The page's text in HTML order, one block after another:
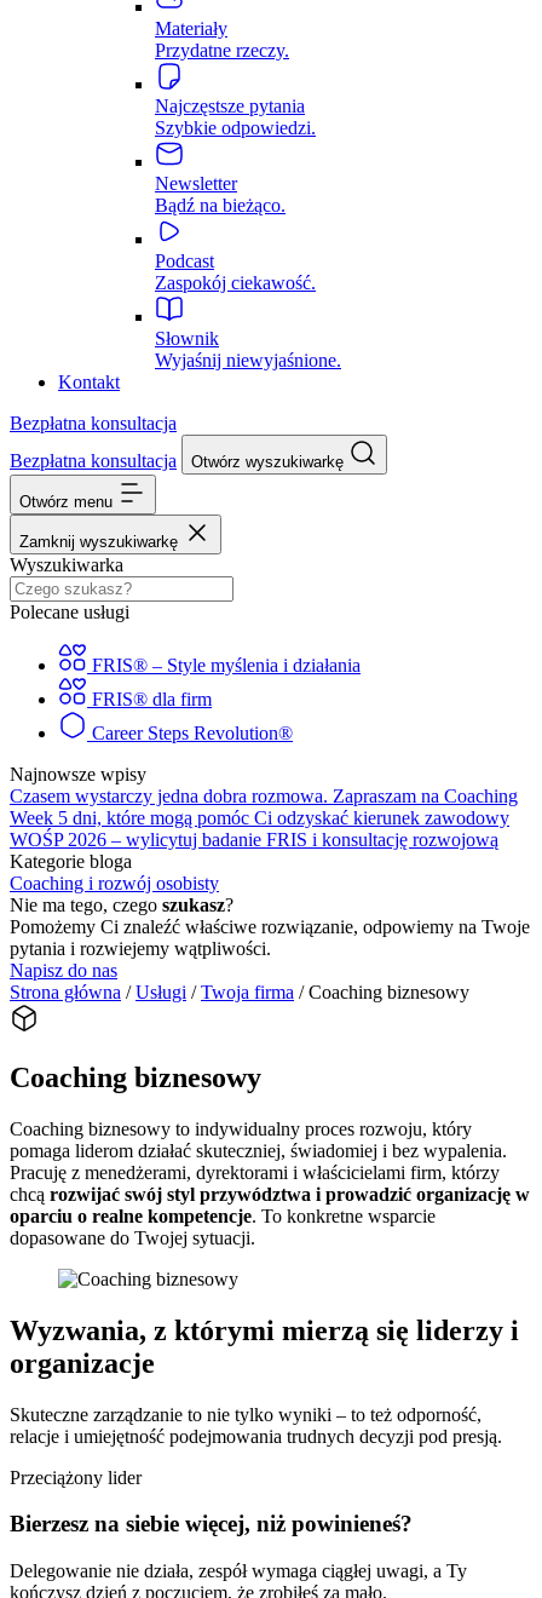
Materiały
Przydatne rzeczy.
Najczęstsze pytania
Szybkie odpowiedzi.
Newsletter
Bądź na bieżąco.
Podcast
Zaspokój ciekawość.
Słownik
Wyjaśnij niewyjaśnione.
Kontakt
Bezpłatna konsultacja
Bezpłatna konsultacja
Otwórz wyszukiwarkę
Otwórz menu
Zamknij wyszukiwarkę
Wyszukiwarka
Polecane usługi
FRIS® – Style myślenia i działania
FRIS® dla firm
Career Steps Revolution®
Najnowsze wpisy
Czasem wystarczy jedna dobra rozmowa. Zapraszam na Coaching
Week 5 dni, które mogą pomóc Ci odzyskać kierunek zawodowy
WOŚP 2026 – wylicytuj badanie FRIS i konsultację rozwojową
Kategorie bloga
Coaching i rozwój osobisty
Nie ma tego, czego szukasz?
Pomożemy Ci znaleźć właściwe rozwiązanie, odpowiemy na Twoje
pytania i rozwiejemy wątpliwości.
Napisz do nas
Strona główna / Usługi / Twoja firma / Coaching biznesowy
Coaching biznesowy
Coaching biznesowy to indywidualny proces rozwoju, który
pomaga liderom działać skuteczniej, świadomiej i bez wypalenia.
Pracuję z menedżerami, dyrektorami i właścicielami firm, którzy
chcą rozwijać swój styl przywództwa i prowadzić organizację w
oparciu o realne kompetencje. To konkretne wsparcie
dopasowane do Twojej sytuacji.
Wyzwania, z którymi mierzą się liderzy i
organizacje
Skuteczne zarządzanie to nie tylko wyniki – to też odporność,
relacje i umiejętność podejmowania trudnych decyzji pod presją.
Przeciążony lider
Bierzesz na siebie więcej, niż powinieneś?
Delegowanie nie działa, zespół wymaga ciągłej uwagi, a Ty
kończysz dzień z poczuciem, że zrobiłeś za mało.